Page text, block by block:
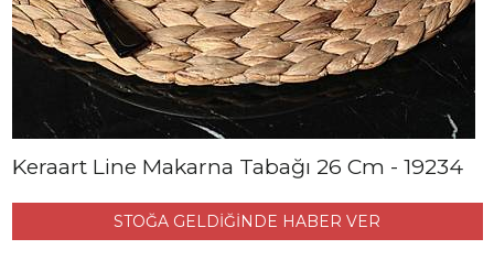
Keraart Line Makarna Tabağı 26 Cm - 19234
STOĞA GELDİĞİNDE HABER VER